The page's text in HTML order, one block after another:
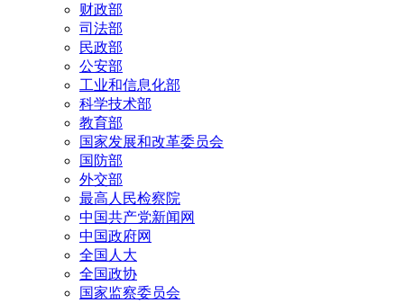
财政部
司法部
民政部
公安部
工业和信息化部
科学技术部
教育部
国家发展和改革委员会
国防部
外交部
最高人民检察院
中国共产党新闻网
中国政府网
全国人大
全国政协
国家监察委员会